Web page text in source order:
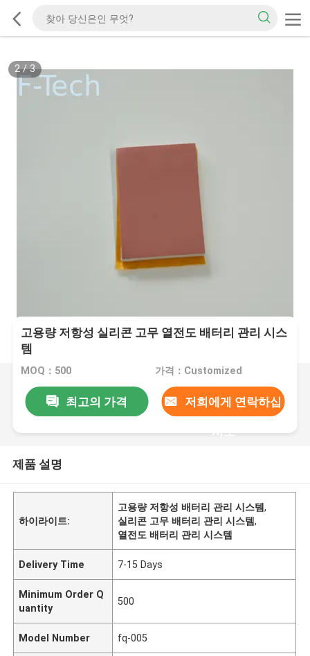
2/3
고용량 저항성 실리콘 고무 열전도 배터리 관리 시스
템
MOQ：500 가격：Customized
최고의 가격 저희에게 연락하십
시오
제품 설명
하이라이트:
고용량 저항성 배터리 관리 시스템,
실리콘 고무 배터리 관리 시스템,
열전도 배터리 관리 시스템
Delivery Time 7-15 Days
Minimum Order Q
uantity
500
Model Number fq-005